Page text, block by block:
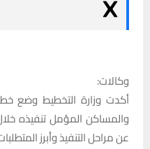
وكالات:
أكدت وزارة التخطيط وضع
عن مراحل التنفيذ وأبرز